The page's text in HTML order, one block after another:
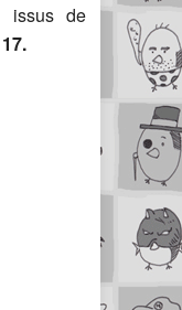
issus de